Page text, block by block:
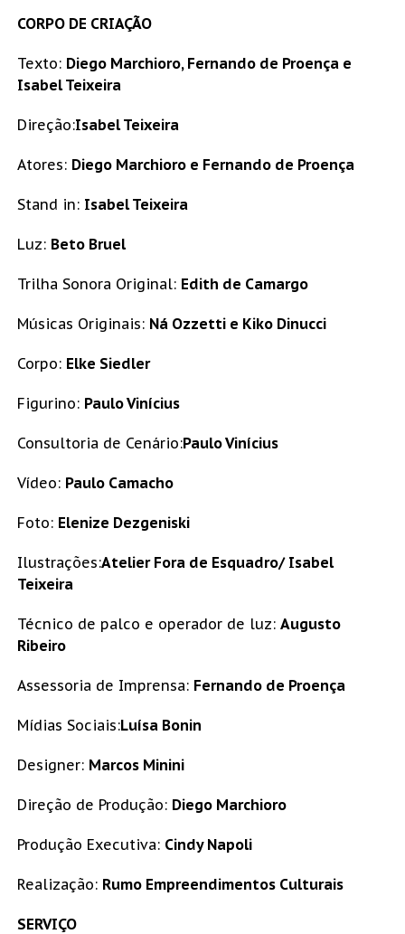
CORPO DE CRIAÇÃO
Texto: Diego Marchioro, Fernando de Proença e
Isabel Teixeira
Direção:Isabel Teixeira
Atores: Diego Marchioro e Fernando de Proença
Stand in: Isabel Teixeira
Luz: Beto Bruel
Trilha Sonora Original: Edith de Camargo
Músicas Originais: Ná Ozzetti e Kiko Dinucci
Corpo: Elke Siedler
Figurino: Paulo Vinícius
Consultoria de Cenário:Paulo Vinícius
Vídeo: Paulo Camacho
Foto: Elenize Dezgeniski
Ilustrações:Atelier Fora de Esquadro/ Isabel
Teixeira
Técnico de palco e operador de luz: Augusto
Ribeiro
Assessoria de Imprensa: Fernando de Proença
Mídias Sociais:Luísa Bonin
Designer: Marcos Minini
Direção de Produção: Diego Marchioro
Produção Executiva: Cindy Napoli
Realização: Rumo Empreendimentos Culturais
SERVIÇO